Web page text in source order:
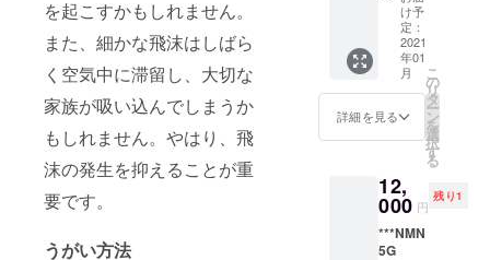
を起こすかもしれません。
また、細かな飛沫はしばら
く空気中に滞留し、大切な
家族が吸い込んでしまうか
もしれません。やはり、飛
沫の発生を抑えることが重
要です。
うがい方法
み。 ク
レア
モード
株式会
社 協
しょ
う。 株
式会社
ファル
マクリ
エ神
戸 協
かに毎
日を送
ること
が出来
ます。
歯学・
薬学・
学の専
門家に
よる、
口と全
身の健
き粉」
C520（
シー
ゴー
ニーゼ
ロ）5個
セット
*** 天然
由来の
あるシ
コニン
を分散
化した
WAKIを
け予
定：
2021
年01
月
詳細を見る
こ
の
リ
タ
ー
ン
を
選
択
す
る
12,
000 円
残り1
***NMN
5G